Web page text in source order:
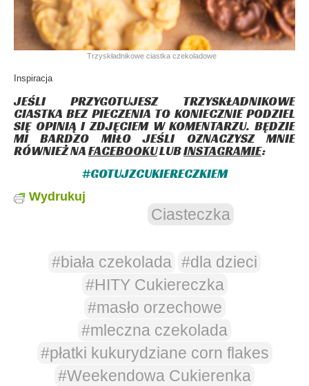
Trzyskładnikowe ciastka czekoladowe
Inspiracja
JEŚLI PRZYGOTUJESZ TRZYSKŁADNIKOWE
CIASTKA BEZ PIECZENIA TO KONIECZNIE PODZIEL
SIĘ OPINIĄ I ZDJĘCIEM W KOMENTARZU. BĘDZIE
MI BARDZO MIŁO JEŚLI OZNACZYSZ MNIE
RÓWNIEŻ NAFACEBOOKULUBINSTAGRAMIE:
#GOTUJZCUKIERECZKIEM
Wydrukuj
Ciasteczka
#biała czekolada #dla dzieci
#HITY Cukiereczka
#masło orzechowe
#mleczna czekolada
#płatki kukurydziane corn flakes
#Weekendowa Cukierenka